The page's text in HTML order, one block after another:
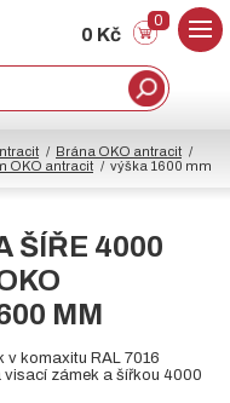
0 Kč
0
Brána OKO antracit
OKO antracit
výška 1600 mm
ŠÍŘE 4000
MM
v komaxitu RAL 7016
zámek a šířkou 4000